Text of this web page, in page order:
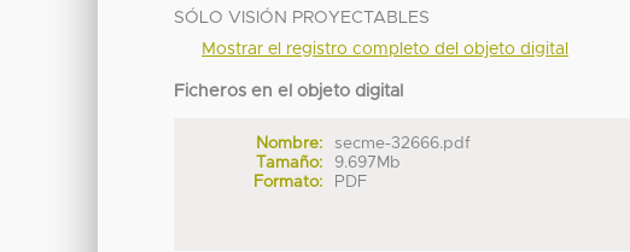
SÓLO VISIÓN PROYECTABLES
Mostrar el registro completo del objeto digital
Ficheros en el objeto digital
Nombre:
secme-32666.pdf
Tamaño:
9.697Mb
Formato:
PDF